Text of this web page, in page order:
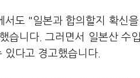
서도 "일본과 합의할지 확신
습니다. 그러면서 일본산 수
다고 경고했습니다.